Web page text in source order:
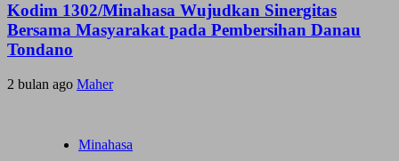
Kodim 1302/Minahasa Wujudkan Sinergitas
Bersama Masyarakat pada Pembersihan Danau
Tondano
2 bulan ago Maher
Minahasa